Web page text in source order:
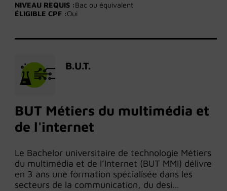
NIVEAU REQUIS :Bac ou équivalent
ÉLIGIBLE CPF :Oui
B.U.T.
BUT Métiers du multimédia et
de l'internet
Le Bachelor universitaire de technologie Métiers
du multimédia et de l’Internet (BUT MMI) délivre
en 3 ans une formation spécialisée dans les
secteurs de la communication, du desi…